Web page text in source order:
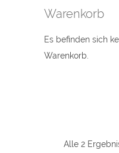
Warenkorb
Es befinden sich
Warenkorb.
Alle 2